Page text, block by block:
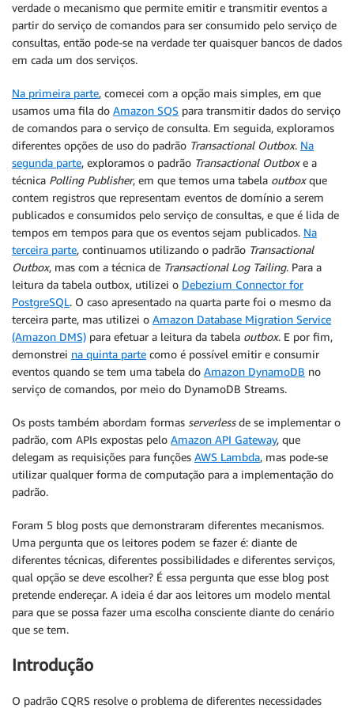
verdade o mecanismo que permite emitir e transmitir eventos a
partir do serviço de comandos para ser consumido pelo serviço de
consultas, então pode-se na verdade ter quaisquer bancos de dados
em cada um dos serviços.
Na primeira parte, comecei com a opção mais simples, em que
usamos uma fila do Amazon SQS para transmitir dados do serviço
de comandos para o serviço de consulta. Em seguida, exploramos
diferentes opções de uso do padrão Transactional Outbox. Na
segunda parte, exploramos o padrão Transactional Outboxe a
técnica Polling Publisher, em que temos uma tabela outboxque
contem registros que representam eventos de domínio a serem
publicados e consumidos pelo serviço de consultas, e que é lida de
tempos em tempos para que os eventos sejam publicados. Na
terceira parte, continuamos utilizando o padrão Transactional
Outbox, mas com a técnica de Transactional Log Tailing. Para a
leitura da tabela outbox, utilizei o Debezium Connector for
PostgreSQL. O caso apresentado na quarta parte foi o mesmo da
terceira parte, mas utilizei o Amazon Database Migration Service
(Amazon DMS) para efetuar a leitura da tabela outbox. E por fim,
demonstrei na quinta parte como é possível emitir e consumir
eventos quando se tem uma tabela do Amazon DynamoDB no
serviço de comandos, por meio do DynamoDB Streams.
Os posts também abordam formas serverlessde se implementar o
padrão, com APIs expostas pelo Amazon API Gateway, que
delegam as requisições para funções AWS Lambda, mas pode-se
utilizar qualquer forma de computação para a implementação do
padrão.
Foram 5 blog posts que demonstraram diferentes mecanismos.
Uma pergunta que os leitores podem se fazer é: diante de
diferentes técnicas, diferentes possibilidades e diferentes serviços,
qual opção se deve escolher? É essa pergunta que esse blog post
pretende endereçar. A ideia é dar aos leitores um modelo mental
para que se possa fazer uma escolha consciente diante do cenário
que se tem.
Introdução
O padrão CQRS resolve o problema de diferentes necessidades